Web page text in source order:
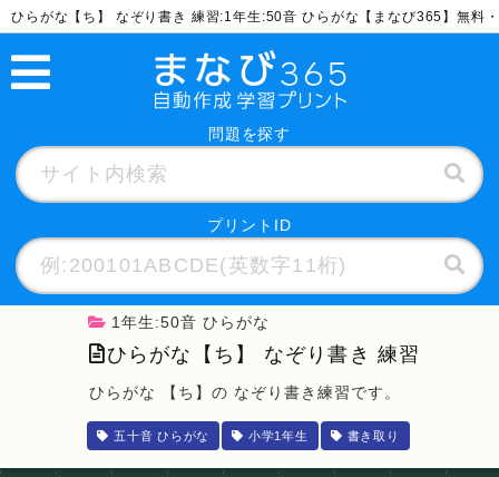
ひらがな【ち】 なぞり書き 練習:1年生:50音 ひらがな【まなび365】無料
問題を探す
プリントID
1年生:50音 ひらがな
ひらがな【ち】 なぞり書き 練習
ひらがな 【ち】の なぞり書き練習です。
五十音 ひらがな 小学1年生 書き取り